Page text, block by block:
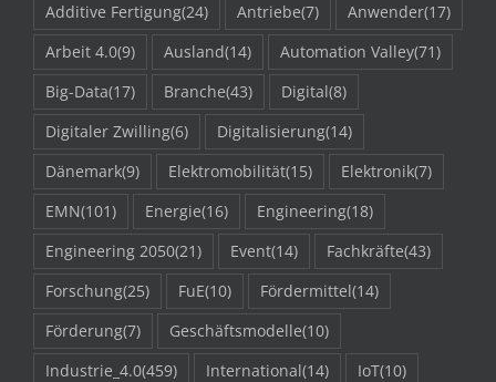
Additive Fertigung(24) Antriebe(7) Anwender(17)
Arbeit 4.0(9) Ausland(14) Automation Valley(71)
Big-Data(17) Branche(43) Digital(8)
Digitaler Zwilling(6) Digitalisierung(14)
Dänemark(9) Elektromobilität(15) Elektronik(7)
EMN(101) Energie(16) Engineering(18)
Engineering 2050(21) Event(14) Fachkräfte(43)
Forschung(25) FuE(10) Fördermittel(14)
Förderung(7) Geschäftsmodelle(10)
Industrie_4.0(459) International(14) IoT(10)